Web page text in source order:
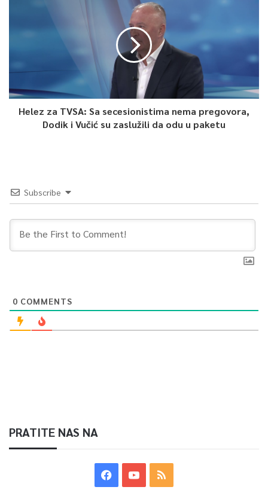
Helez za TVSA: Sa secesionistima nema pregovora,
Dodik i Vučić su zaslužili da odu u paketu
Subscribe
0 COMMENTS
PRATITE NAS NA